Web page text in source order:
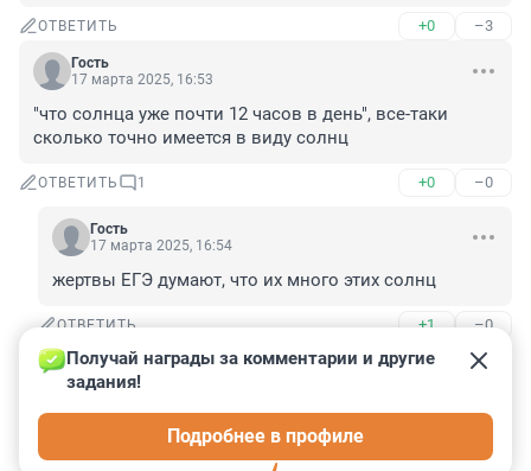
ОТВЕТИТЬ +0 –3
Гость
17 марта 2025, 16:53
"что солнца уже почти 12 часов в день", все-таки
сколько точно имеется в виду солнц
ОТВЕТИТЬ 1 +0 –0
Гость
17 марта 2025, 16:54
жертвы ЕГЭ думают, что их много этих солнц
ОТВЕТИТЬ +1 –0
Гость
17 марта 2025, 16:48
Очень важно чтобы солнышко светило очень долго,
это важно для туристов.
Получай награды за комментарии и другие
задания!
Подробнее в профиле